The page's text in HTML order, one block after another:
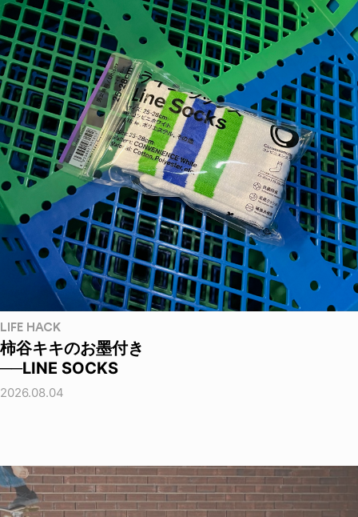
LIFE HACK
柿谷キキのお墨付き
──LINE SOCKS
2026.08.04